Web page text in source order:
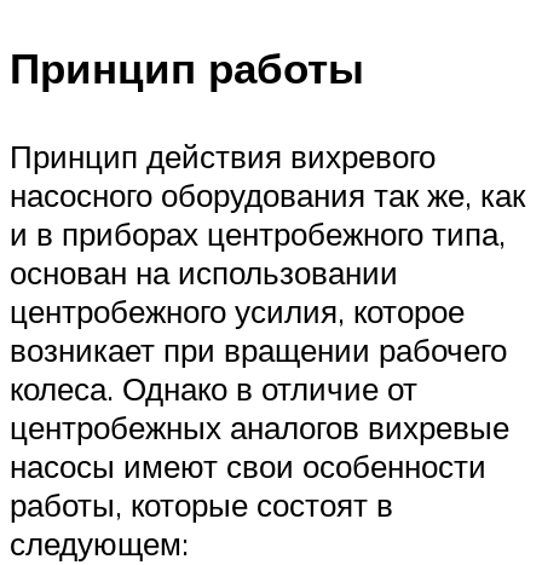
Принцип работы
Принцип действия вихревого
насосного оборудования так же, как
и в приборах центробежного типа,
основан на использовании
центробежного усилия, которое
возникает при вращении рабочего
колеса. Однако в отличие от
центробежных аналогов вихревые
насосы имеют свои особенности
работы, которые состоят в
следующем: